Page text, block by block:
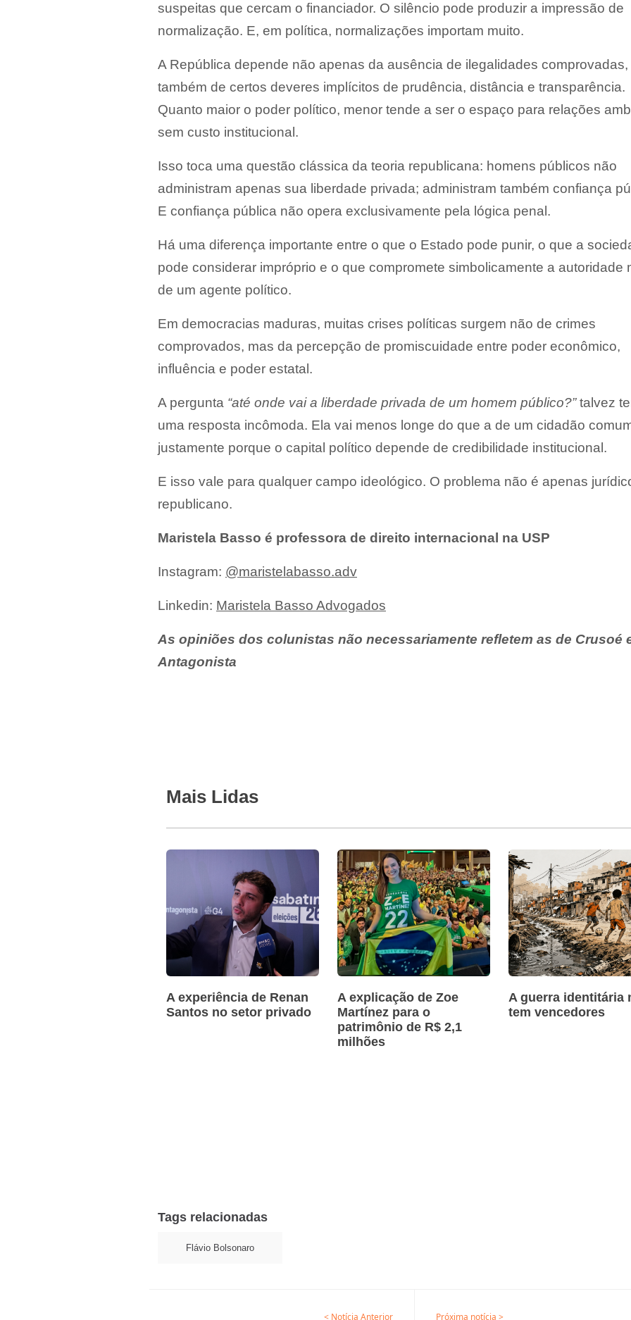
suspeitas que cercam o financiador. O silêncio pode produzir a impressão de
normalização. E, em política, normalizações importam muito.
A República depende não apenas da ausência de ilegalidades comprovadas,
também de certos deveres implícitos de prudência, distância e transparência.
Quanto maior o poder político, menor tende a ser o espaço para relações
sem custo institucional.
Isso toca uma questão clássica da teoria republicana: homens públicos não
administram apenas sua liberdade privada; administram também confiança
E confiança pública não opera exclusivamente pela lógica penal.
Há uma diferença importante entre o que o Estado pode punir, o que a
pode considerar impróprio e o que compromete simbolicamente a autoridade
de um agente político.
Em democracias maduras, muitas crises políticas surgem não de crimes
comprovados, mas da percepção de promiscuidade entre poder econômico,
influência e poder estatal.
A pergunta “até onde vai a liberdade privada de um homem público?”talvez
uma resposta incômoda. Ela vai menos longe do que a de um cidadão
justamente porque o capital político depende de credibilidade institucional.
E isso vale para qualquer campo ideológico. O problema não é apenas
republicano.
Maristela Basso é professora de direito internacional na USP
Instagram: @maristelabasso.adv
Linkedin: Maristela Basso Advogados
As opiniões dos colunistas não necessariamente refletem as de Crusoé
Antagonista
Mais Lidas
A experiência de Renan
Santos no setor privado
A explicação de Zoe
Martínez para o
patrimônio de R$ 2,1
milhões
A guerra identitária
tem vencedores
Tags relacionadas
Flávio Bolsonaro
< Notícia Anterior Próxima notícia >